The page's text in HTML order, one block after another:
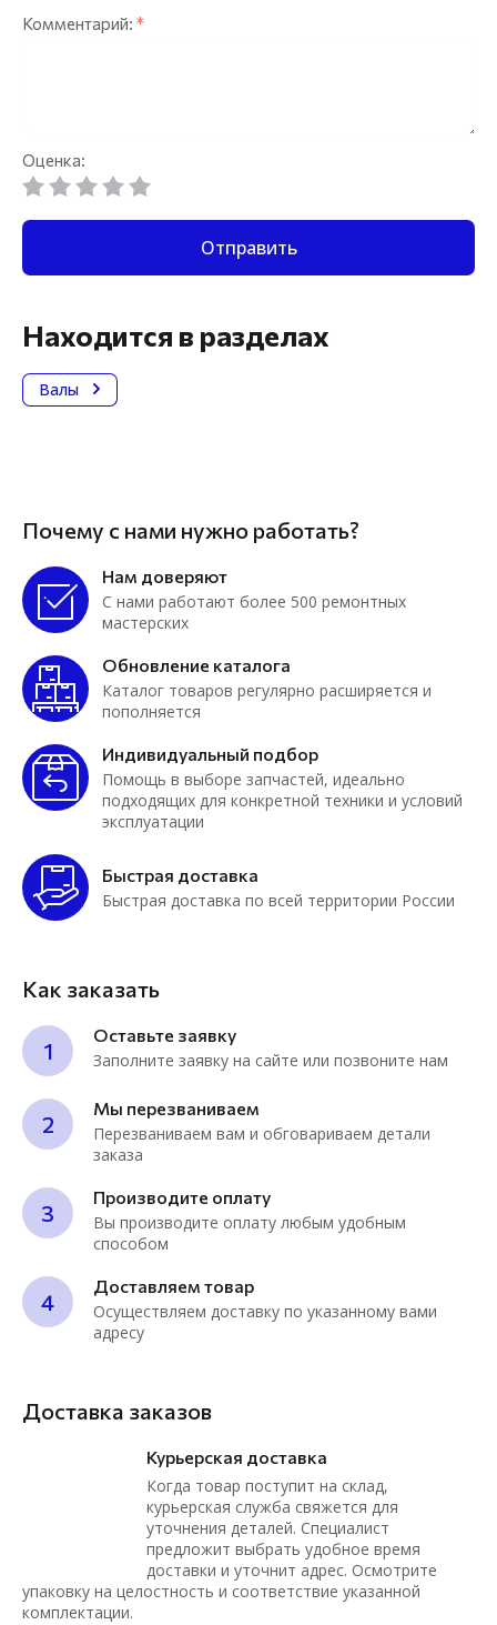
Комментарий: *
Оценка:
Отправить
Находится в разделах
Валы
Почему с нами нужно работать?
Нам доверяют
С нами работают более 500 ремонтных
мастерских
Обновление каталога
Каталог товаров регулярно расширяется и
пополняется
Индивидуальный подбор
Помощь в выборе запчастей, идеально
подходящих для конкретной техники и условий
эксплуатации
Быстрая доставка
Быстрая доставка по всей территории России
Как заказать
1
Оставьте заявку
Заполните заявку на сайте или позвоните нам
2
Мы перезваниваем
Перезваниваем вам и обговариваем детали
заказа
3
Производите оплату
Вы производите оплату любым удобным
способом
4
Доставляем товар
Осуществляем доставку по указанному вами
адресу
Доставка заказов
Курьерская доставка
Когда товар поступит на склад,
курьерская служба свяжется для
уточнения деталей. Специалист
предложит выбрать удобное время
доставки и уточнит адрес. Осмотрите
упаковку на целостность и соответствие указанной
комплектации.